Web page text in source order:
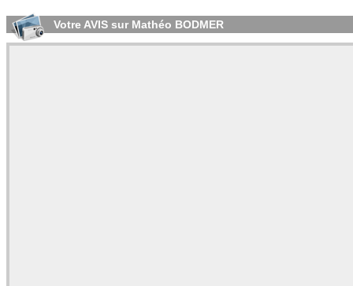
Votre AVIS sur Mathéo BODMER